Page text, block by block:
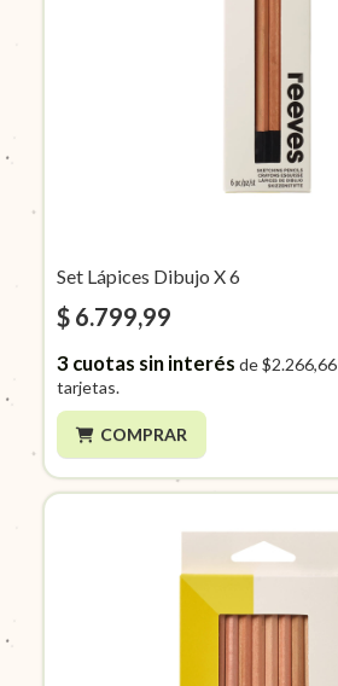
Set Lápices Dibujo X 6
$ 6.799,99
3cuotas sin interés de$2.266,66
tarjetas.
COMPRAR